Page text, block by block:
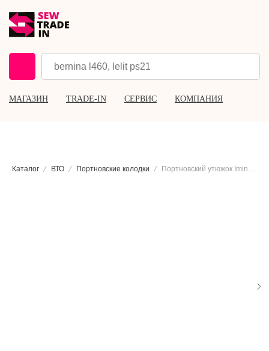
МАГАЗИН TRADE-IN СЕРВИС КОМПАНИЯ
Каталог ВТО Портновские колодки